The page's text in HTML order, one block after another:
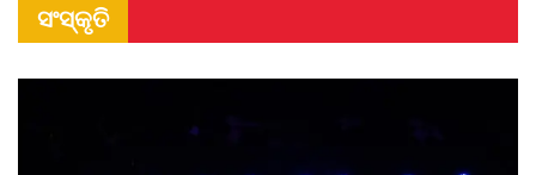
ସଂସ୍କୃତି